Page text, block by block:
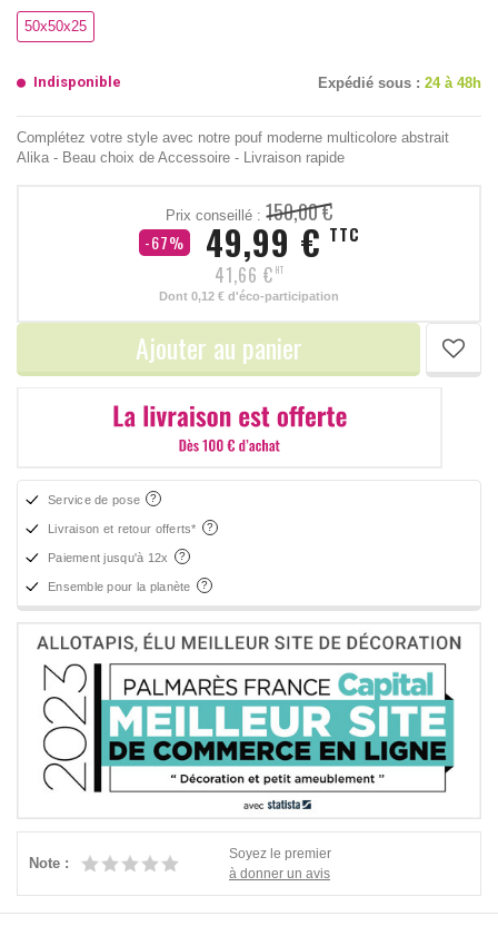
50x50x25
Indisponible Expédié sous : 24 à 48h
Complétez votre style avec notre pouf moderne multicolore abstrait
Alika - Beau choix de Accessoire - Livraison rapide
Prix conseillé : 150,00 €
-67% 49,99 € TTC
41,66 € HT
Dont 0,12 € d'éco-participation
Ajouter au panier
Service de pose
Livraison et retour offerts*
Paiement jusqu'à 12x
Ensemble pour la planète
Note :
Soyez le premier
à donner un avis